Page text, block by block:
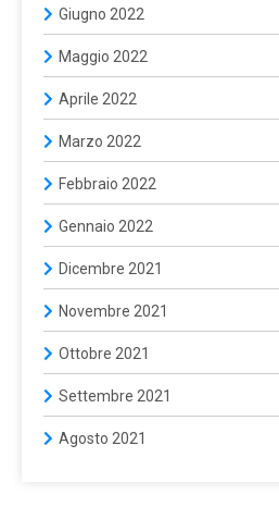
Giugno 2022
Maggio 2022
Aprile 2022
Marzo 2022
Febbraio 2022
Gennaio 2022
Dicembre 2021
Novembre 2021
Ottobre 2021
Settembre 2021
Agosto 2021